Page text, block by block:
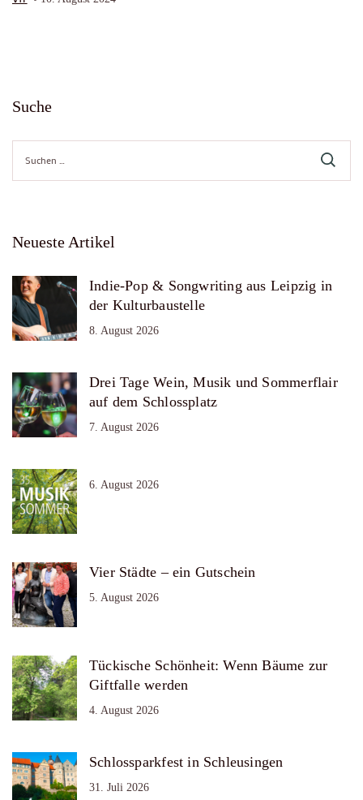
Suche
Suche
nach:
Neueste Artikel
Indie-Pop & Songwriting aus Leipzig in
der Kulturbaustelle
8. August 2026
Drei Tage Wein, Musik und Sommerflair
auf dem Schlossplatz
7. August 2026
6. August 2026
Vier Städte – ein Gutschein
5. August 2026
Tückische Schönheit: Wenn Bäume zur
Giftfalle werden
4. August 2026
Schlossparkfest in Schleusingen
31. Juli 2026